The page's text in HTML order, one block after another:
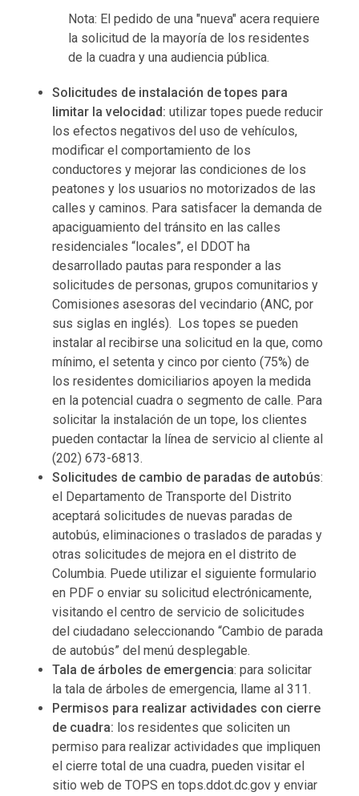
Nota: El pedido de una "nueva" acera requiere
la solicitud de la mayoría de los residentes
de la cuadra y una audiencia pública.
Solicitudes de instalación de topes para
limitar la velocidad: utilizar topes puede reducir
los efectos negativos del uso de vehículos,
modificar el comportamiento de los
conductores y mejorar las condiciones de los
peatones y los usuarios no motorizados de las
calles y caminos. Para satisfacer la demanda de
apaciguamiento del tránsito en las calles
residenciales “locales”, el DDOT ha
desarrollado pautas para responder a las
solicitudes de personas, grupos comunitarios y
Comisiones asesoras del vecindario (ANC, por
sus siglas en inglés). Los topes se pueden
instalar al recibirse una solicitud en la que, como
mínimo, el setenta y cinco por ciento (75%) de
los residentes domiciliarios apoyen la medida
en la potencial cuadra o segmento de calle. Para
solicitar la instalación de un tope, los clientes
pueden contactar la línea de servicio al cliente al
(202) 673-6813.
Solicitudes de cambio de paradas de autobús:
el Departamento de Transporte del Distrito
aceptará solicitudes de nuevas paradas de
autobús, eliminaciones o traslados de paradas y
otras solicitudes de mejora en el distrito de
Columbia. Puede utilizar el siguiente formulario
en PDF o enviar su solicitud electrónicamente,
visitando el centro de servicio de solicitudes
del ciudadano seleccionando “Cambio de parada
de autobús” del menú desplegable.
Tala de árboles de emergencia: para solicitar
la tala de árboles de emergencia, llame al 311.
Permisos para realizar actividades con cierre
de cuadra: los residentes que soliciten un
permiso para realizar actividades que impliquen
el cierre total de una cuadra, pueden visitar el
sitio web de TOPS en tops.ddot.dc.gov y enviar